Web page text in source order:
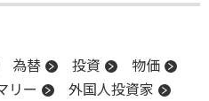
為替 投資
物価
リー
外国人投資家